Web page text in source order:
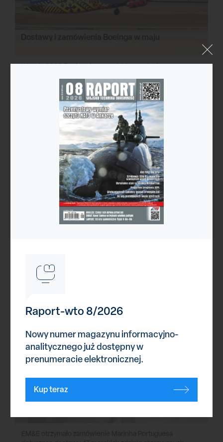
Dostawy i zamówienia Boeinga w maju
W maju 2026 Boeing dostarczył 60 samolotów
Jednocześnie uzyskał zamówienia netto na 11 nowych
maszyn tej kategorii.
US Army zamawia Vulcano 155
artyleryjską o dużej donośności opartą o europejską
amunicję Vulcano 155.
Zsmu dla Marinha Portuguesa
EM&E otrzymało zamówienie Marinha Portuguesa
Raport-wto 8/2026
Nowy numer magazynu informacyjno-
analitycznego już dostępny w
prenumeracie elektronicznej.
Kup teraz